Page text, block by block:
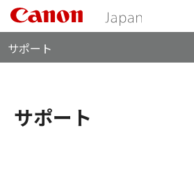
サポート
サポート